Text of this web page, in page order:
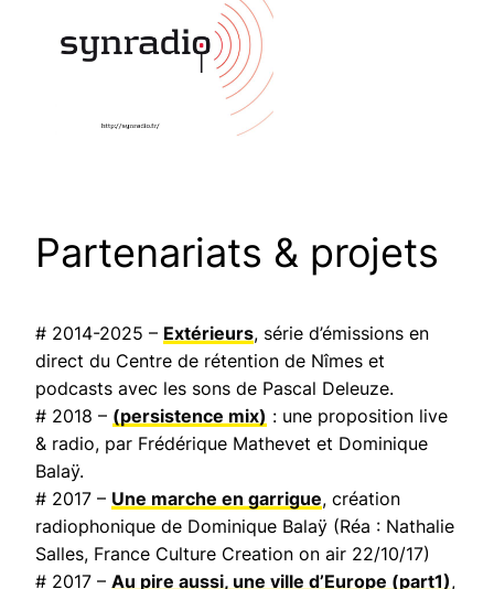
Partenariats & projets
# 2014-2025 – Extérieurs, série d’émissions en
direct du Centre de rétention de Nîmes et
podcasts avec les sons de Pascal Deleuze.
# 2018 – (persistence mix) : une proposition live
& radio, par Frédérique Mathevet et Dominique
Balaÿ.
# 2017 – Une marche en garrigue, création
radiophonique de Dominique Balaÿ (Réa : Nathalie
Salles, France Culture Creation on air 22/10/17)
# 2017 – Au pire aussi, une ville d’Europe (part1),